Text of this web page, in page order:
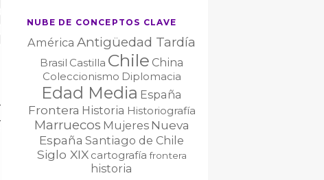
NUBE DE CONCEPTOS CLAVE
América Antigüedad Tardía
Brasil Castilla Chile China
Coleccionismo Diplomacia
Edad Media España
Frontera Historia Historiografía
Marruecos Mujeres Nueva
España Santiago de Chile
Siglo XIX cartografía frontera
historia